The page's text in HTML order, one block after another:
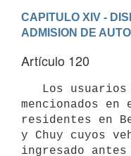
CAPITULO XIV -
ADMISION DE
Artículo 120
mencionados
residentes en
y Chuy cuyos
ingresado